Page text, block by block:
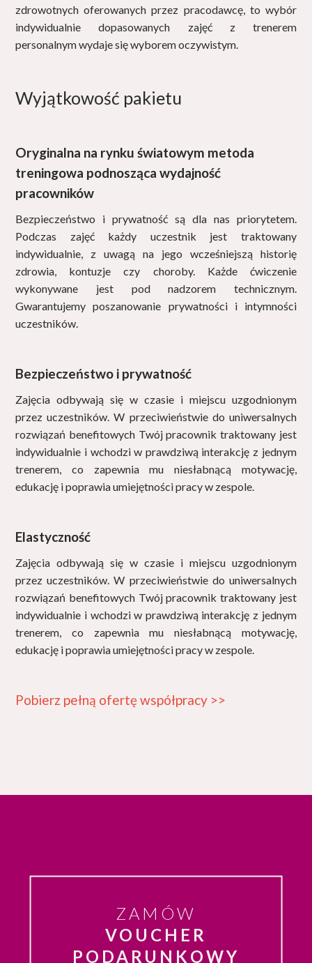
zdrowotnych oferowanych przez pracodawcę, to wybór
indywidualnie dopasowanych zajęć z trenerem
personalnym wydaje się wyborem oczywistym.
Wyjątkowość pakietu
Oryginalna na rynku światowym metoda
treningowa podnosząca wydajność
pracowników
Bezpieczeństwo i prywatność są dla nas priorytetem.
Podczas zajęć każdy uczestnik jest traktowany
indywidualnie, z uwagą na jego wcześniejszą historię
zdrowia, kontuzje czy choroby. Każde ćwiczenie
wykonywane jest pod nadzorem technicznym.
Gwarantujemy poszanowanie prywatności i intymności
uczestników.
Bezpieczeństwo i prywatność
Zajęcia odbywają się w czasie i miejscu uzgodnionym
przez uczestników. W przeciwieństwie do uniwersalnych
rozwiązań benefitowych Twój pracownik traktowany jest
indywidualnie i wchodzi w prawdziwą interakcję z jednym
trenerem, co zapewnia mu niesłabnącą motywację,
edukację i poprawia umiejętności pracy w zespole.
Elastyczność
Zajęcia odbywają się w czasie i miejscu uzgodnionym
przez uczestników. W przeciwieństwie do uniwersalnych
rozwiązań benefitowych Twój pracownik traktowany jest
indywidualnie i wchodzi w prawdziwą interakcję z jednym
trenerem, co zapewnia mu niesłabnącą motywację,
edukację i poprawia umiejętności pracy w zespole.
Pobierz pełną ofertę współpracy >>
ZAMÓW
VOUCHER
PODARUNKOWY